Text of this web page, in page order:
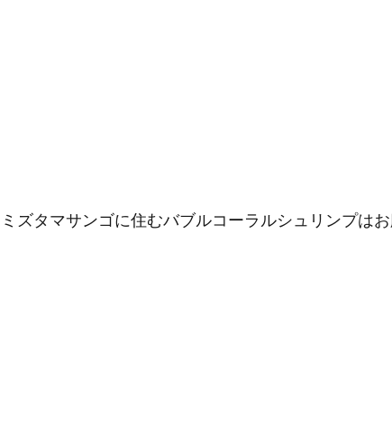
ミズタマサンゴに住むバブルコーラルシュリンプは